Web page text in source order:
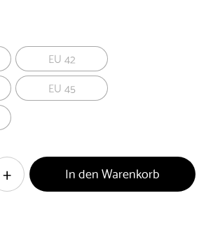
EU 42
EU 45
In den Warenkorb